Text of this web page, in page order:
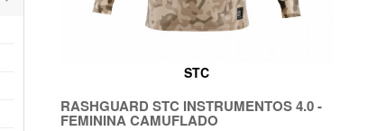
STC
RASHGUARD STC INSTRUMENTOS 4.0 -
FEMININA CAMUFLADO